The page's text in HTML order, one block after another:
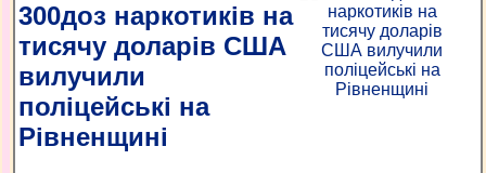
300доз наркотиків на
тисячу доларів США
вилучили
поліцейські на
Рівненщині